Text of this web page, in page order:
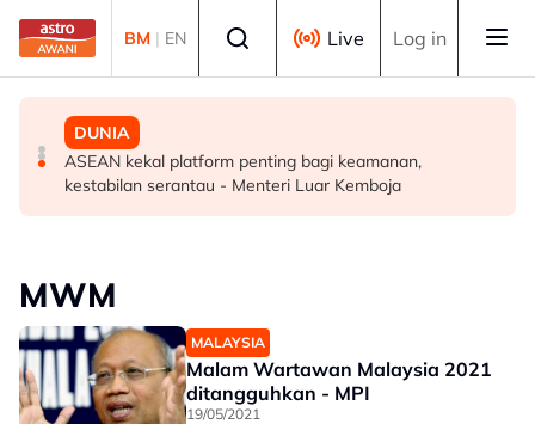
Skip to main content
BM | EN Live Log in
MALAYSIA
Malaysia, Kemboja kukuh kerjasama pertahanan, bina
daya tahan kolektif - Mohamed Khaled
DUNIA
Ketua Liga Arab beri amaran terhadap usaha Israel
ubah realiti di wilayah Palestin diduduki
DUNIA
ASEAN kekal platform penting bagi keamanan,
kestabilan serantau - Menteri Luar Kemboja
MWM
MALAYSIA
Malam Wartawan Malaysia 2021
ditangguhkan - MPI
19/05/2021